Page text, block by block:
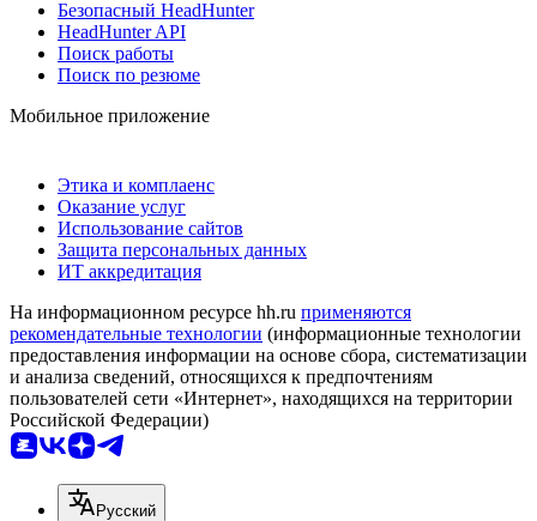
Безопасный HeadHunter
HeadHunter API
Поиск работы
Поиск по резюме
Мобильное приложение
Этика и комплаенс
Оказание услуг
Использование сайтов
Защита персональных данных
ИТ аккредитация
На информационном ресурсе hh.ru применяются
рекомендательные технологии (информационные технологии
предоставления информации на основе сбора, систематизации
и анализа сведений, относящихся к предпочтениям
пользователей сети «Интернет», находящихся на территории
Российской Федерации)
Русский